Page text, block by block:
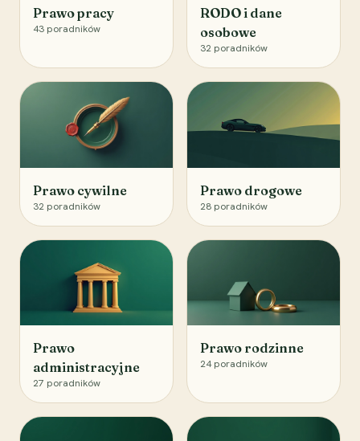
Prawo pracy
43 poradników
RODO i dane
osobowe
32 poradników
Prawo cywilne
32 poradników
Prawo drogowe
28 poradników
Prawo
administracyjne
27 poradników
Prawo rodzinne
24 poradników